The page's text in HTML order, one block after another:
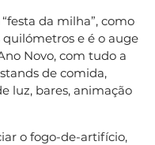
da milha”, como
e é o auge
Novo, com tudo a
de comida,
luz, bares, animação
o fogo-de-artifício,